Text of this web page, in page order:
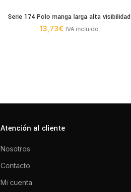
Serie 174 Polo manga larga alta visibilidad
13,73€ IVA incluido
Atención al cliente
Nosotros
Contacto
Mi cuenta